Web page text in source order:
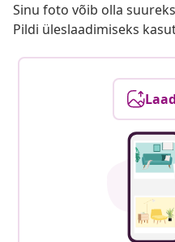
Sinu foto võib olla
Pildi üleslaadimiseks